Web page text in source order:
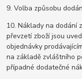
9. Volba způsobu
10. Náklady na dodání
převzetí zboží jsou
objednávky
na základě zvláštního
případné dodatečné